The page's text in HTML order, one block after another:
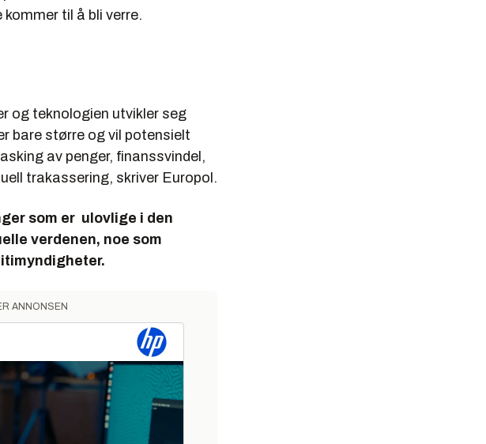
til å bli verre.
og teknologien utvikler seg
bare større og vil potensielt
av penger, finanssvindel,
trakassering, skriver Europol.
som er ulovlige i den
verdenen, noe som
ANNONSEN